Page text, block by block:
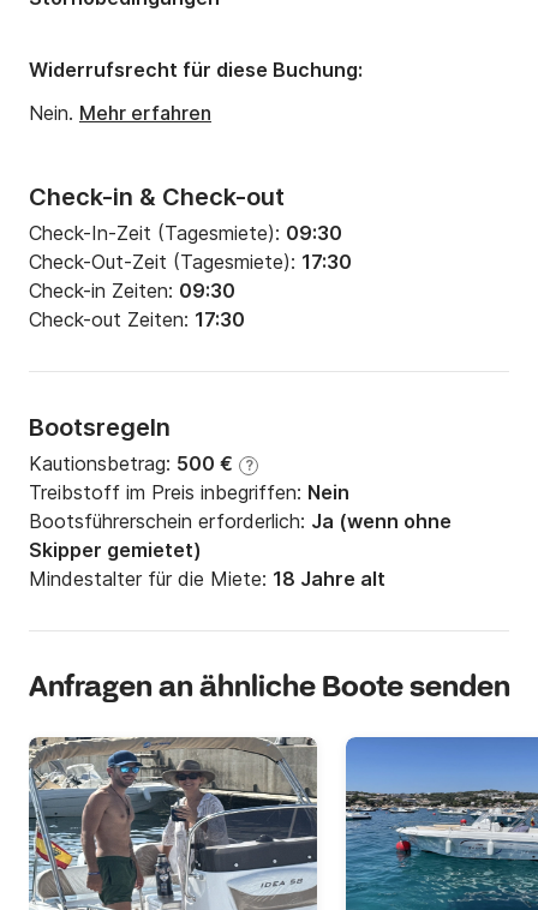
Check-in & Check-out
Check-In-Zeit (Tagesmiete): 09:30
Check-Out-Zeit (Tagesmiete): 17:30
Check-in Zeiten: 09:30
Check-out Zeiten: 17:30
Bootsregeln
Kautionsbetrag: 500 € ?
Treibstoff im Preis inbegriffen: Nein
Bootsführerschein erforderlich: Ja (wenn ohne
Skipper gemietet)
Mindestalter für die Miete: 18 Jahre alt
Widerrufsrecht für diese Buchung:
Nein. Mehr erfahren
Anfragen an ähnliche Boote senden